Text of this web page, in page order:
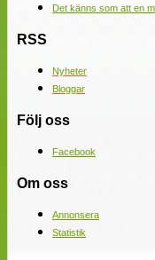
Det känns som att en
RSS
Nyheter
Bloggar
Följ oss
Facebook
Om oss
Annonsera
Statistik